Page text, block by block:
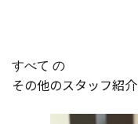
すべて の
その他のスタッフ紹介